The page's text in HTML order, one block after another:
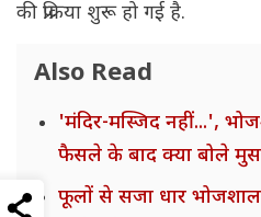
की प्रक्रिया शुरू हो गई है.
Also Read
'मंदिर-मस्जिद नहीं...',
फैसले के बाद क्या बोले
फूलों से सजा धार